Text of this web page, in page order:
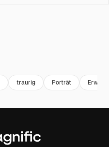
traurig Porträt